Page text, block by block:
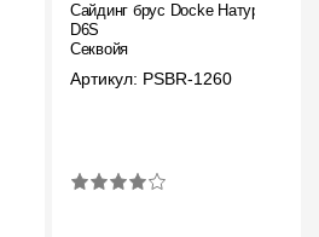
Сайдинг брус Docke Натур
D6S
Секвойя
Артикул: PSBR-1260